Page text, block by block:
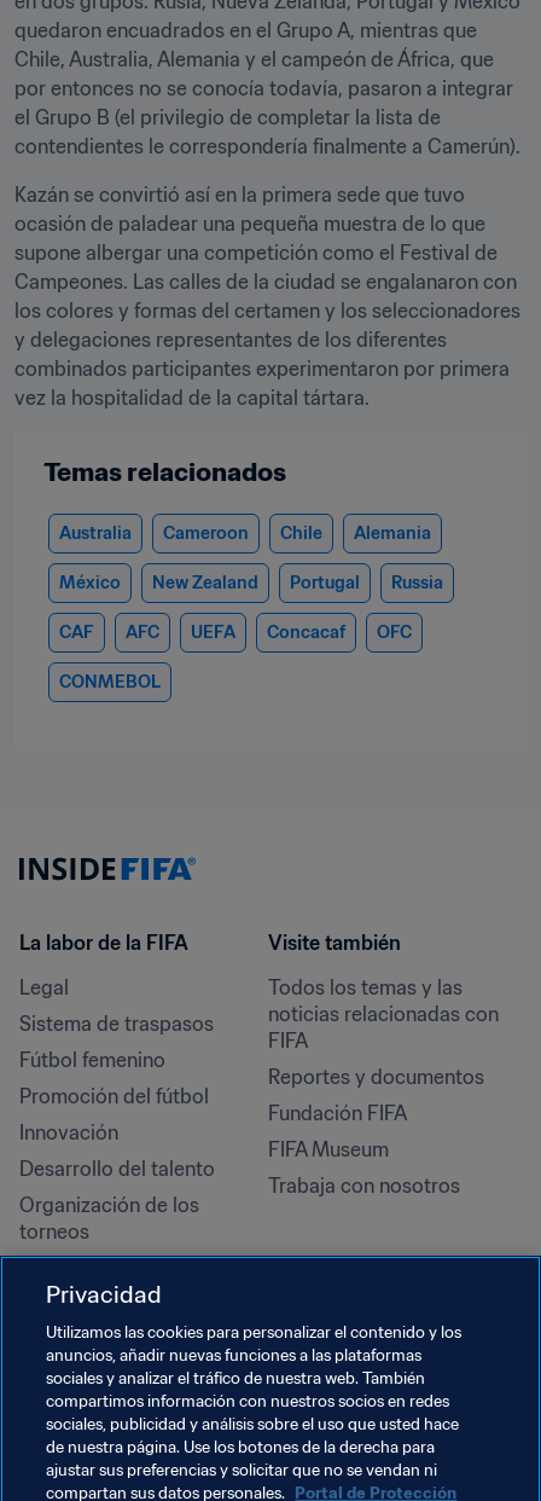
quedaron encuadrados en el Grupo A, mientras que
Chile, Australia, Alemania y el campeón de África, que
por entonces no se conocía todavía, pasaron a integrar
el Grupo B (el privilegio de completar la lista de
contendientes le correspondería finalmente a Camerún).
Kazán se convirtió así en la primera sede que tuvo
ocasión de paladear una pequeña muestra de lo que
supone albergar una competición como el Festival de
Campeones. Las calles de la ciudad se engalanaron con
los colores y formas del certamen y los seleccionadores
y delegaciones representantes de los diferentes
combinados participantes experimentaron por primera
vez la hospitalidad de la capital tártara.
Temas relacionados
Australia Cameroon Chile Alemania
México New Zealand Portugal Russia
CAF AFC UEFA Concacaf OFC
CONMEBOL
La labor de la FIFA
Legal
Sistema de traspasos
Fútbol femenino
Promoción del fútbol
Innovación
Desarrollo del talento
Organización de los
torneos
Derechos humanos y lucha
contra la discriminación
Salud y atención médica
Iniciativas educativas
Visite también
Todos los temas y las
noticias relacionadas con
FIFA
Reportes y documentos
Fundación FIFA
FIFA Museum
Trabaja con nosotros
Privacidad
Utilizamos las cookies para personalizar el contenido y los
anuncios, añadir nuevas funciones a las plataformas
sociales y analizar el tráfico de nuestra web. También
compartimos información con nuestros socios en redes
sociales, publicidad y análisis sobre el uso que usted hace
de nuestra página. Use los botones de la derecha para
ajustar sus preferencias y solicitar que no se vendan ni
compartan sus datos personales. Portal de Protección